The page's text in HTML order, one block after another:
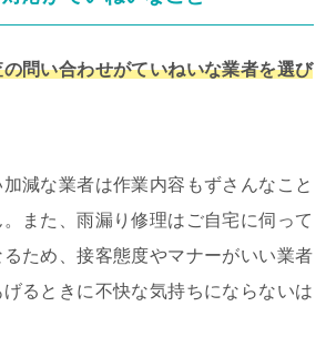
問い合わせがていねいな業者を選び
減な業者は作業内容もずさんなこと
また、雨漏り修理はご自宅に伺って
ため、接客態度やマナーがいい業者
るときに不快な気持ちにならないは